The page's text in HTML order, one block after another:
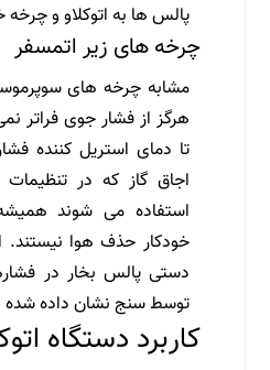
پالس ها به اتوکلاو و
چرخه های زیر اتمسفر
مشابه چرخه های
هرگز از فشار جوی فراتر
تا دمای استریل کننده
اجاق گاز که در تنظیمات
استفاده می شوند
خودکار حذف هوا نیستند.
دستی پالس بخار در
توسط سنج نشان داده
کاربرد دستگاه